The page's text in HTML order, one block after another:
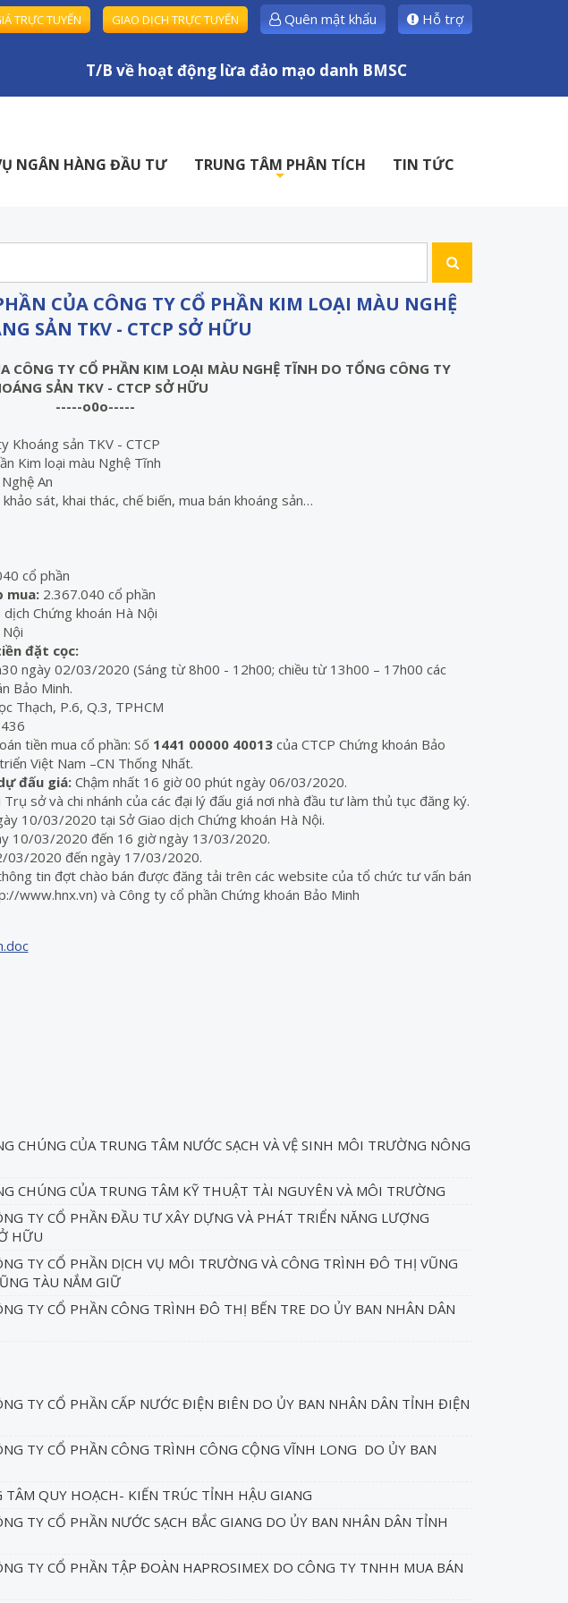
TRỰC TUYẾN GIAO DỊCH TRỰC TUYẾN Quên mật khẩu Hỗ trợ
T/B về hoạt động lừa đảo mạo danh BMSC
NGÂN HÀNG ĐẦU TƯ TRUNG TÂM PHÂN TÍCH TIN TỨC
CỦA CÔNG TY CỔ PHẦN KIM LOẠI MÀU NGHỆ
SẢN TKV - CTCP SỞ HỮU
CÔNG TY CỔ PHẦN KIM LOẠI MÀU NGHỆ TĨNH DO TỔNG CÔNG TY
SẢN TKV - CTCP SỞ HỮU
-----o0o-----
Khoáng sản TKV - CTCP
Kim loại màu Nghệ Tĩnh
An
sát, khai thác, chế biến, mua bán khoáng sản…
cổ phần
mua: 2.367.040 cổ phần
Chứng khoán Hà Nội
đặt cọc:
ngày 02/03/2020 (Sáng từ 8h00 - 12h00; chiều từ 13h00 – 17h00 các
Bảo Minh.
Thạch, P.6, Q.3, TPHCM
tiền mua cổ phần: Số 1441 00000 40013 của CTCP Chứng khoán Bảo
Việt Nam –CN Thống Nhất.
đấu giá:Chậm nhất 16 giờ 00 phút ngày 06/03/2020.
sở và chi nhánh của các đại lý đấu giá nơi nhà đầu tư làm thủ tục đăng ký.
10/03/2020 tại Sở Giao dịch Chứng khoán Hà Nội.
10/03/2020 đến 16 giờ ngày 13/03/2020.
2020 đến ngày 17/03/2020.
tin đợt chào bán được đăng tải trên các website của tổ chức tư vấn bán
www.hnx.vn) và Công ty cổ phần Chứng khoán Bảo Minh
CHÚNG CỦA TRUNG TÂM NƯỚC SẠCH VÀ VỆ SINH MÔI TRƯỜNG NÔNG
CHÚNG CỦA TRUNG TÂM KỸ THUẬT TÀI NGUYÊN VÀ MÔI TRƯỜNG
TY CỔ PHẦN ĐẦU TƯ XÂY DỰNG VÀ PHÁT TRIỂN NĂNG LƯỢNG
HỮU
TY CỔ PHẦN DỊCH VỤ MÔI TRƯỜNG VÀ CÔNG TRÌNH ĐÔ THỊ VŨNG
TÀU NẮM GIỮ
TY CỔ PHẦN CÔNG TRÌNH ĐÔ THỊ BẾN TRE DO ỦY BAN NHÂN DÂN
TY CỔ PHẦN CẤP NƯỚC ĐIỆN BIÊN DO ỦY BAN NHÂN DÂN TỈNH ĐIỆN
TY CỔ PHẦN CÔNG TRÌNH CÔNG CỘNG VĨNH LONG DO ỦY BAN
QUY HOẠCH- KIẾN TRÚC TỈNH HẬU GIANG
TY CỔ PHẦN NƯỚC SẠCH BẮC GIANG DO ỦY BAN NHÂN DÂN TỈNH
TY CỔ PHẦN TẬP ĐOÀN HAPROSIMEX DO CÔNG TY TNHH MUA BÁN